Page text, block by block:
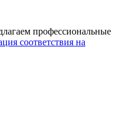
профессиональные
соответствия на